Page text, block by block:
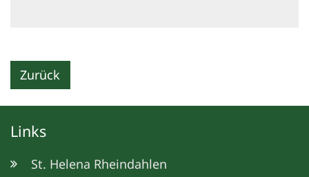
Zurück
Links
St. Helena Rheindahlen